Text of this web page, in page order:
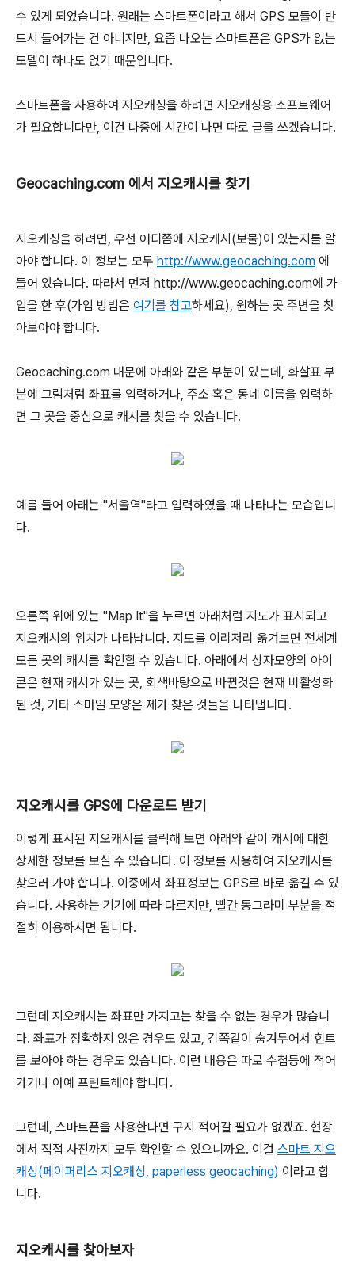
수 있게 되었습니다. 원래는 스마트폰이라고 해서 GPS 모듈이 반
드시 들어가는 건 아니지만, 요즘 나오는 스마트폰은 GPS가 없는
모델이 하나도 없기 때문입니다.
스마트폰을 사용하여 지오캐싱을 하려면 지오캐싱용 소프트웨어
가 필요합니다만, 이건 나중에 시간이 나면 따로 글을 쓰겠습니다.
Geocaching.com 에서 지오캐시를 찾기
지오캐싱을 하려면, 우선 어디쯤에 지오캐시(보물)이 있는지를 알
아야 합니다. 이 정보는 모두 http://www.geocaching.com 에
들어 있습니다. 따라서 먼저 http://www.geocaching.com에 가
입을 한 후(가입 방법은 여기를 참고하세요), 원하는 곳 주변을 찾
아보아야 합니다.
Geocaching.com 대문에 아래와 같은 부분이 있는데, 화살표 부
분에 그림처럼 좌표를 입력하거나, 주소 혹은 동네 이름을 입력하
면 그 곳을 중심으로 캐시를 찾을 수 있습니다.
예를 들어 아래는 "서울역"라고 입력하였을 때 나타나는 모습입니
다.
오른쪽 위에 있는 "Map It"을 누르면 아래처럼 지도가 표시되고
지오캐시의 위치가 나타납니다. 지도를 이리저리 옮겨보면 전세계
모든 곳의 캐시를 확인할 수 있습니다. 아래에서 상자모양의 아이
콘은 현재 캐시가 있는 곳, 회색바탕으로 바뀐것은 현재 비활성화
된 것, 기타 스마일 모양은 제가 찾은 것들을 나타냅니다.
지오캐시를 GPS에 다운로드 받기
이렇게 표시된 지오캐시를 클릭해 보면 아래와 같이 캐시에 대한
상세한 정보를 보실 수 있습니다. 이 정보를 사용하여 지오캐시를
찾으러 가야 합니다. 이중에서 좌표정보는 GPS로 바로 옮길 수 있
습니다. 사용하는 기기에 따라 다르지만, 빨간 동그라미 부분을 적
절히 이용하시면 됩니다.
그런데 지오캐시는 좌표만 가지고는 찾을 수 없는 경우가 많습니
다. 좌표가 정확하지 않은 경우도 있고, 감쪽같이 숨겨두어서 힌트
를 보아야 하는 경우도 있습니다. 이런 내용은 따로 수첩등에 적어
가거나 아예 프린트해야 합니다.
그런데, 스마트폰을 사용한다면 구지 적어갈 필요가 없겠죠. 현장
에서 직접 사진까지 모두 확인할 수 있으니까요. 이걸 스마트 지오
캐싱(페이퍼리스 지오캐싱, paperless geocaching) 이라고 합
니다.
지오캐시를 찾아보자